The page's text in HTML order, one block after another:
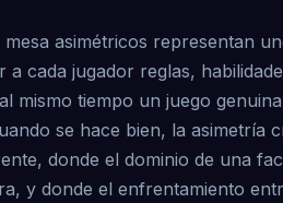
mesa asimétricos representan
a cada jugador reglas,
mismo tiempo un juego
se hace bien, la asimetría
donde el dominio de una
y donde el enfrentamiento